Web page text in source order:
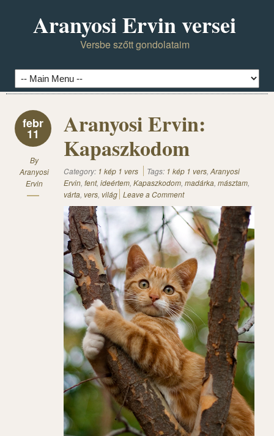
Aranyosi Ervin versei
Versbe szőtt gondolataim
febr
11
By
Aranyosi
Ervin
Aranyosi Ervin:
Kapaszkodom
Category: 1 kép 1 vers Tags: 1 kép 1 vers, Aranyosi
Ervin, fent, ideértem, Kapaszkodom, madárka, másztam,
várta, vers, világ Leave a Comment